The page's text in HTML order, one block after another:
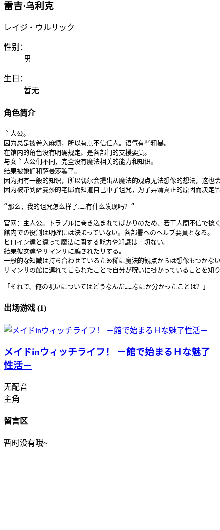
雷吉·乌利克
レイジ・ウルリック
性别：
男
生日：
暂无
角色简介
主人公。
因为总是被卷入麻烦，所以有点不信任人。语气有些粗暴。
在馆内的角色没有明确规定。是各部门的支援要员。
与女主人公们不同，完全没有魔法相关的能力和知识。
结果被她们和萨曼莎骗了。
因为拥有一般的知识，所以偶尔会提出从魔法的观点无法想像的想法，这也
因为被带到萨曼莎的宅邸而知道自己中了诅咒，为了弄清真正的原因而决定
“那么，我的诅咒怎么样了……有什么发现吗？”
官网：主人公。トラブルに巻き込まれてばかりのため、若干人間不信で捻
館内での役割は明確には決まっていない。各部署へのヘルプ要員となる。
ヒロイン達と違って魔法に関する能力や知識は一切ない。
結果彼女達やサマンサに騙されたりする。
一般的な知識は持ち合わせているため稀に魔法的観点からは想像もつかな
サマンサの館に連れてこられたことで自分が呪いに掛かっていることを知
「それで、俺の呪いについてはどうなんだ……なにか分かったことは？」
出场游戏 (1)
メイドinウィッチライフ！ －館で始まるＨな魅了
性活－
无配音
主角
留言区
暂时没有哦~